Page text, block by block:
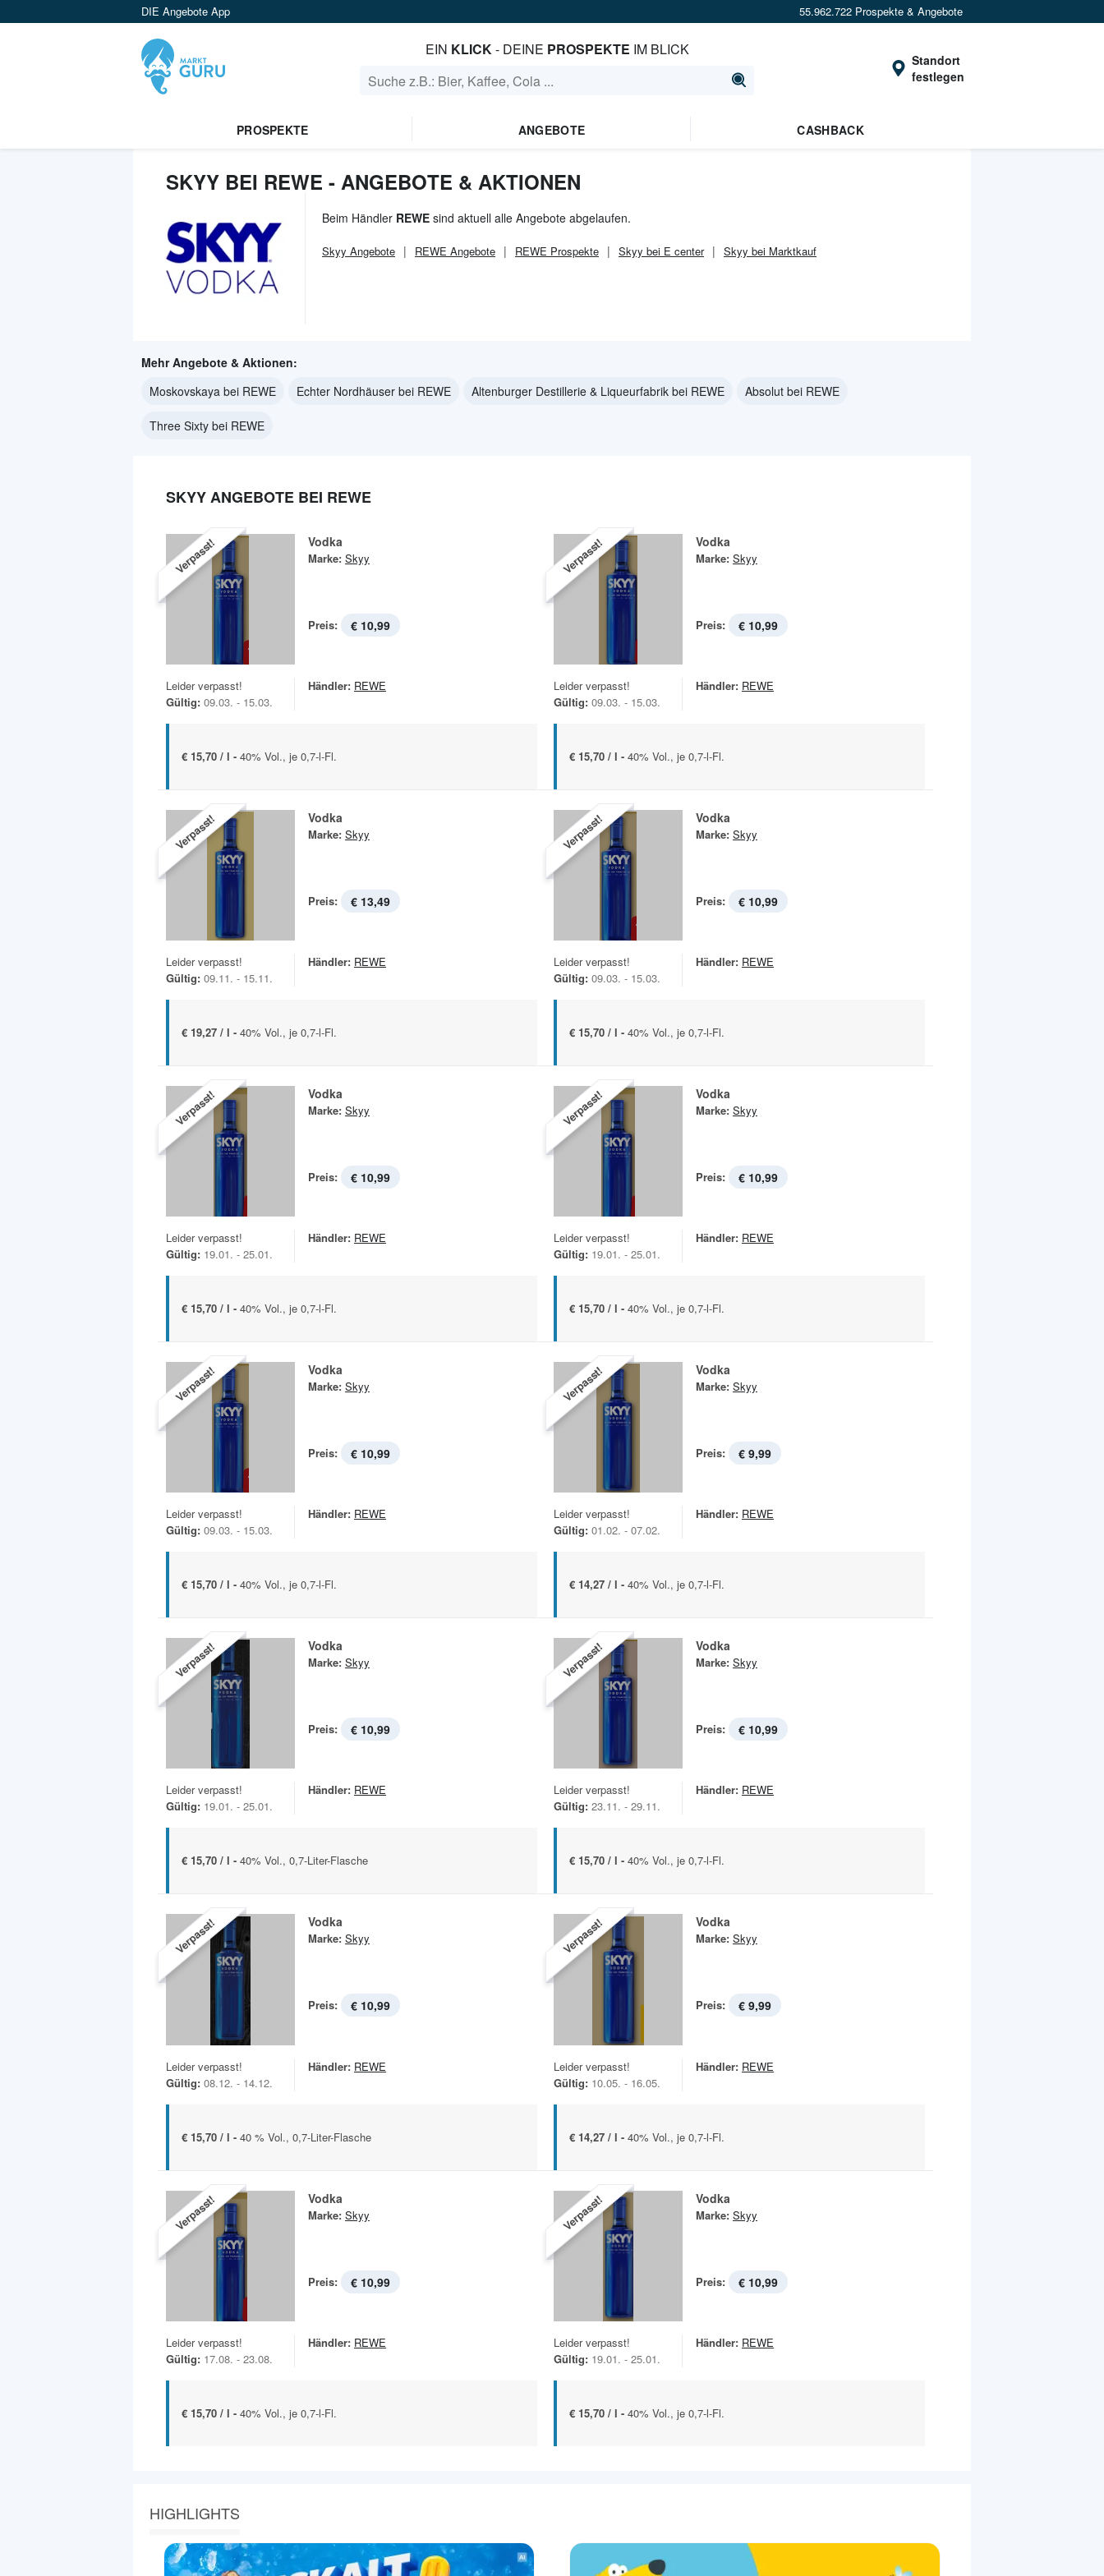
DIE Angebote App 55.962.722 Prospekte & Angebote
EIN KLICK- DEINE PROSPEKTE IM BLICK
Standort
festlegen
PROSPEKTE ANGEBOTE CASHBACK
SKYY BEI REWE - ANGEBOTE & AKTIONEN
Beim Händler REWE sind aktuell alle Angebote abgelaufen.
Skyy Angebote REWE Angebote REWE Prospekte Skyy bei E center Skyy bei Marktkauf
Mehr Angebote & Aktionen:
Moskovskaya bei REWE
Echter Nordhäuser bei REWE Altenburger Destillerie & Liqueurfabrik bei REWE Absolut bei REWE
Three Sixty bei REWE
SKYY ANGEBOTE BEI REWE
Verpasst! Vodka
Marke: Skyy
Preis: € 10,99
Leider verpasst!
Gültig: 09.03. - 15.03.
Händler: REWE
€ 15,70 / l - 40% Vol., je 0,7-l-Fl.
Verpasst! Vodka
Marke: Skyy
Preis: € 10,99
Leider verpasst!
Gültig: 09.03. - 15.03.
Händler: REWE
€ 15,70 / l - 40% Vol., je 0,7-l-Fl.
Verpasst! Vodka
Marke: Skyy
Preis: € 13,49
Leider verpasst!
Gültig: 09.11. - 15.11.
Händler: REWE
€ 19,27 / l - 40% Vol., je 0,7-l-Fl.
Verpasst! Vodka
Marke: Skyy
Preis: € 10,99
Leider verpasst!
Gültig: 09.03. - 15.03.
Händler: REWE
€ 15,70 / l - 40% Vol., je 0,7-l-Fl.
Verpasst! Vodka
Marke: Skyy
Preis: € 10,99
Leider verpasst!
Gültig: 19.01. - 25.01.
Händler: REWE
€ 15,70 / l - 40% Vol., je 0,7-l-Fl.
Verpasst! Vodka
Marke: Skyy
Preis: € 10,99
Leider verpasst!
Gültig: 19.01. - 25.01.
Händler: REWE
€ 15,70 / l - 40% Vol., je 0,7-l-Fl.
Verpasst! Vodka
Marke: Skyy
Preis: € 10,99
Leider verpasst!
Gültig: 09.03. - 15.03.
Händler: REWE
€ 15,70 / l - 40% Vol., je 0,7-l-Fl.
Verpasst! Vodka
Marke: Skyy
Preis: € 9,99
Leider verpasst!
Gültig: 01.02. - 07.02.
Händler: REWE
€ 14,27 / l - 40% Vol., je 0,7-l-Fl.
Verpasst! Vodka
Marke: Skyy
Preis: € 10,99
Leider verpasst!
Gültig: 19.01. - 25.01.
Händler: REWE
€ 15,70 / l - 40% Vol., 0,7-Liter-Flasche
Verpasst! Vodka
Marke: Skyy
Preis: € 10,99
Leider verpasst!
Gültig: 23.11. - 29.11.
Händler: REWE
€ 15,70 / l - 40% Vol., je 0,7-l-Fl.
Verpasst! Vodka
Marke: Skyy
Preis: € 10,99
Leider verpasst!
Gültig: 08.12. - 14.12.
Händler: REWE
€ 15,70 / l - 40 % Vol., 0,7-Liter-Flasche
Verpasst! Vodka
Marke: Skyy
Preis: € 9,99
Leider verpasst!
Gültig: 10.05. - 16.05.
Händler: REWE
€ 14,27 / l - 40% Vol., je 0,7-l-Fl.
Verpasst! Vodka
Marke: Skyy
Preis: € 10,99
Leider verpasst!
Gültig: 17.08. - 23.08.
Händler: REWE
€ 15,70 / l - 40% Vol., je 0,7-l-Fl.
Verpasst! Vodka
Marke: Skyy
Preis: € 10,99
Leider verpasst!
Gültig: 19.01. - 25.01.
Händler: REWE
€ 15,70 / l - 40% Vol., je 0,7-l-Fl.
HIGHLIGHTS